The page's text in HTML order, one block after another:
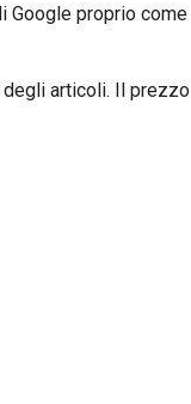
Google proprio come
degli articoli. Il prezzo